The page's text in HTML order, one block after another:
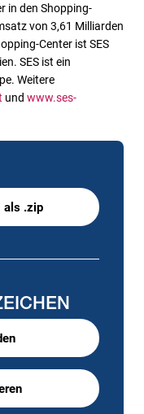
in den Shopping-
von 3,61 Milliarden
Center ist SES
SES ist ein
Weitere
und www.ses-
als .zip